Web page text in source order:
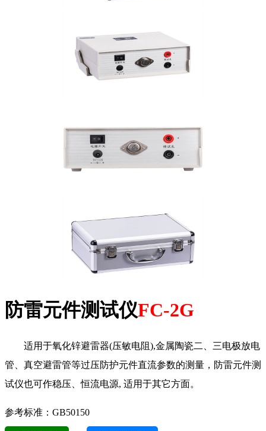
防雷元件测试仪FC-2G
适用于氧化锌避雷器(压敏电阻),金属陶瓷二、三电极放电
管、真空避雷管等过压防护元件直流参数的测量，防雷元件测
试仪也可作稳压、恒流电源, 适用于其它方面。
参考标准：GB50150